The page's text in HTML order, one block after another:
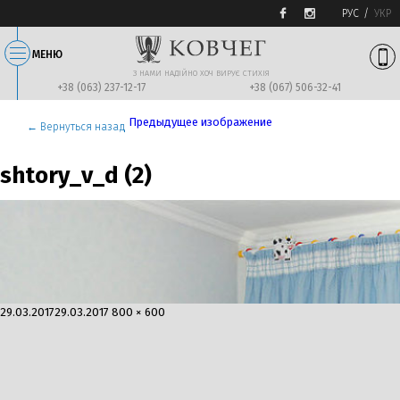
РУС УКР
МЕНЮ
З НАМИ НАДIЙНО ХОЧ ВИРУЄ СТИХIЯ
+38 (063) 237-12-17 +38 (067) 506-32-41
← Вернуться назад Предыдущее изображение
shtory_v_d (2)
Опубликовано
29.03.201729.03.2017 Полный
800 × 600